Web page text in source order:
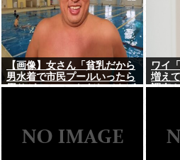
【画像】女さん「貧乳だから
男水着で市民プールいったら
周りがコソコソしだしてやば
ワイ
増え
調査